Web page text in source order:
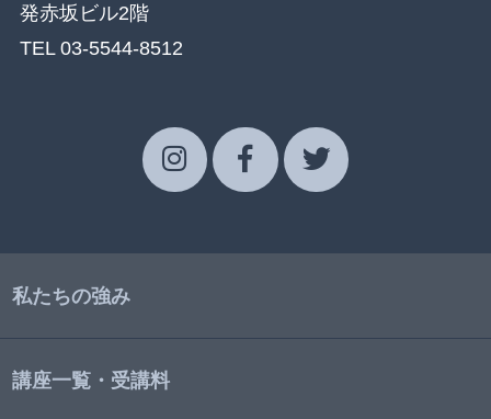
発赤坂ビル2階
TEL 03-5544-8512
私たちの強み
講座一覧・受講料